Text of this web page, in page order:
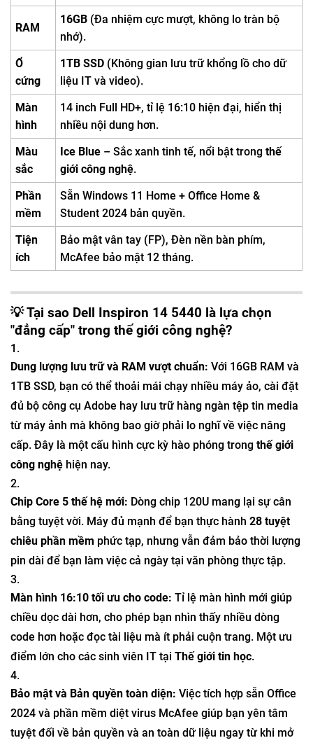
RAM
16GB (Đa nhiệm cực mượt, không lo tràn bộ
nhớ).
Ổ
cứng
1TB SSD (Không gian lưu trữ khổng lồ cho dữ
liệu IT và video).
Màn
hình
14 inch Full HD+, tỉ lệ 16:10 hiện đại, hiển thị
nhiều nội dung hơn.
Màu
sắc
Ice Blue – Sắc xanh tinh tế, nổi bật trongthế
giới công nghệ.
Phần
mềm
Sẵn Windows 11 Home + Office Home &
Student 2024 bản quyền.
Tiện
ích
Bảo mật vân tay (FP), Đèn nền bàn phím,
McAfee bảo mật 12 tháng.
💡 Tại sao Dell Inspiron 14 5440 là lựa chọn
"đẳng cấp" trong thế giới công nghệ?
Dung lượng lưu trữ và RAM vượt chuẩn: Với 16GB RAM và
1TB SSD, bạn có thể thoải mái chạy nhiều máy ảo, cài đặt
đủ bộ công cụ Adobe hay lưu trữ hàng ngàn tệp tin media
từ máy ảnh mà không bao giờ phải lo nghĩ về việc nâng
cấp. Đây là một cấu hình cực kỳ hào phóng trong thế giới
công nghệ hiện nay.
Chip Core 5 thế hệ mới: Dòng chip 120U mang lại sự cân
bằng tuyệt vời. Máy đủ mạnh để bạn thực hành 28 tuyệt
chiêu phần mềm phức tạp, nhưng vẫn đảm bảo thời lượng
pin dài để bạn làm việc cả ngày tại văn phòng thực tập.
Màn hình 16:10 tối ưu cho code: Tỉ lệ màn hình mới giúp
chiều dọc dài hơn, cho phép bạn nhìn thấy nhiều dòng
code hơn hoặc đọc tài liệu mà ít phải cuộn trang. Một ưu
điểm lớn cho các sinh viên IT tại Thế giới tin học.
Bảo mật và Bản quyền toàn diện: Việc tích hợp sẵn Office
2024 và phần mềm diệt virus McAfee giúp bạn yên tâm
tuyệt đối về bản quyền và an toàn dữ liệu ngay từ khi mở